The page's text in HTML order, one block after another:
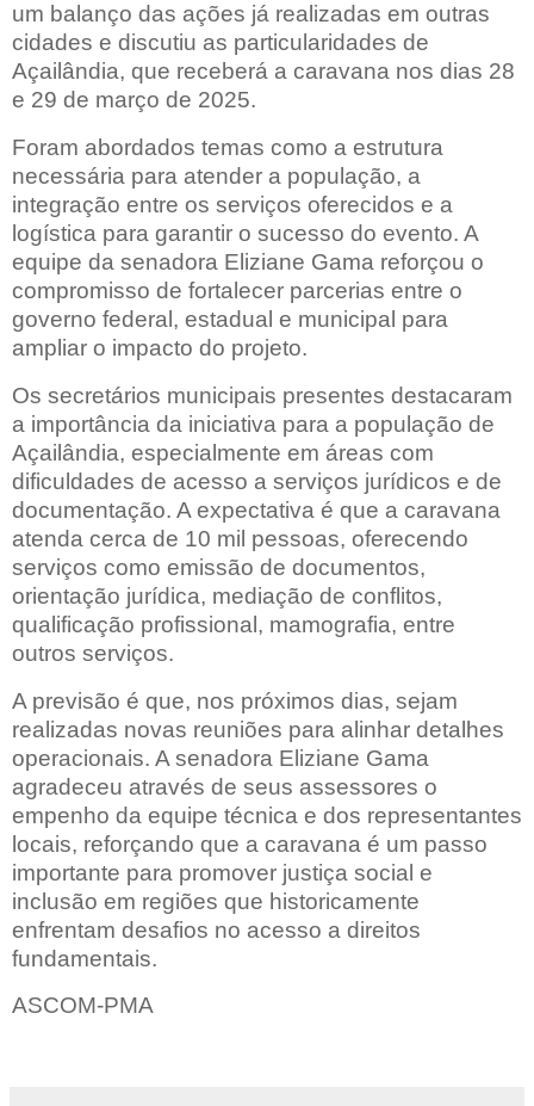
um balanço das ações já realizadas em outras
cidades e discutiu as particularidades de
Açailândia, que receberá a caravana nos dias 28
e 29 de março de 2025.
Foram abordados temas como a estrutura
necessária para atender a população, a
integração entre os serviços oferecidos e a
logística para garantir o sucesso do evento. A
equipe da senadora Eliziane Gama reforçou o
compromisso de fortalecer parcerias entre o
governo federal, estadual e municipal para
ampliar o impacto do projeto.
Os secretários municipais presentes destacaram
a importância da iniciativa para a população de
Açailândia, especialmente em áreas com
dificuldades de acesso a serviços jurídicos e de
documentação. A expectativa é que a caravana
atenda cerca de 10 mil pessoas, oferecendo
serviços como emissão de documentos,
orientação jurídica, mediação de conflitos,
qualificação profissional, mamografia, entre
outros serviços.
A previsão é que, nos próximos dias, sejam
realizadas novas reuniões para alinhar detalhes
operacionais. A senadora Eliziane Gama
agradeceu através de seus assessores o
empenho da equipe técnica e dos representantes
locais, reforçando que a caravana é um passo
importante para promover justiça social e
inclusão em regiões que historicamente
enfrentam desafios no acesso a direitos
fundamentais.
ASCOM-PMA